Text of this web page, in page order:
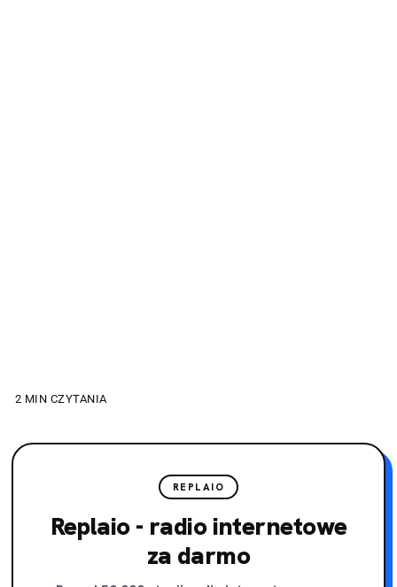
WARTO UKŁADAĆ PUZZLE!
KILKA MOCNYCH
POWODÓW
2 MIN CZYTANIA
REPLAIO
Replaio - radio internetowe
za darmo